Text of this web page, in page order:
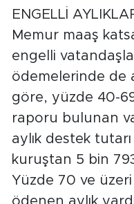
ENGELLİ
Memur maaş
engelli
ödemelerinde de
göre, yüzde 40-
raporu bulunan
aylık destek
kuruştan 5 bin
Yüzde 70 ve
ödenen aylık